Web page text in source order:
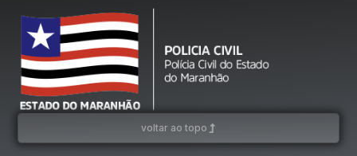
voltar ao topo